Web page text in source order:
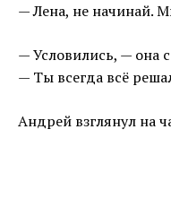
— Лена, не начинай.
— Условились, — она
— Ты всегда всё
Андрей взглянул на